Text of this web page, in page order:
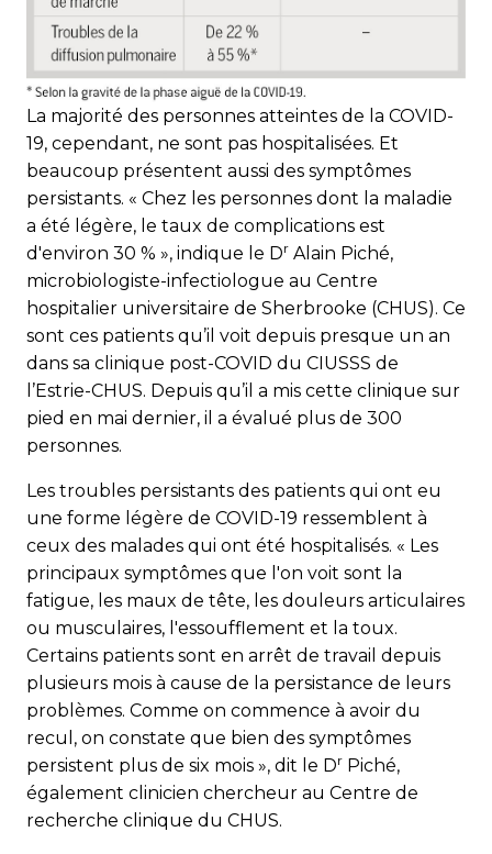
La majorité des personnes atteintes de la COVID-
19, cependant, ne sont pas hospitalisées. Et
beaucoup présentent aussi des symptômes
persistants. « Chez les personnes dont la maladie
a été légère, le taux de complications est
d'environ 30 % », indique le Dr Alain Piché,
microbiologiste-infectiologue au Centre
hospitalier universitaire de Sherbrooke (CHUS). Ce
sont ces patients qu’il voit depuis presque un an
dans sa clinique post-COVID du CIUSSS de
l’Estrie-CHUS. Depuis qu’il a mis cette clinique sur
pied en mai dernier, il a évalué plus de 300
personnes.
Les troubles persistants des patients qui ont eu
une forme légère de COVID-19 ressemblent à
ceux des malades qui ont été hospitalisés. « Les
principaux symptômes que l'on voit sont la
fatigue, les maux de tête, les douleurs arti­culaires
ou musculaires, l'essoufflement et la toux.
Certains patients sont en arrêt de travail depuis
plusieurs mois à cause de la persistance de leurs
problèmes. Comme on commence à avoir du
recul, on constate que bien des symptômes
persistent plus de six mois », dit le Dr Piché,
également clinicien chercheur au Centre de
recherche clinique du CHUS.